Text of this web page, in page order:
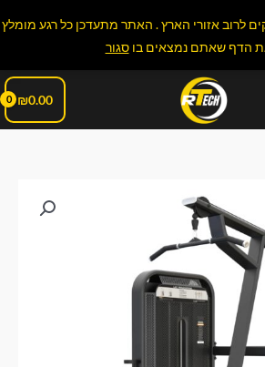
2-3 ימי עסקים לרוב אזורי הארץ . האתר מתעדכן כל רגע מומלץ
הדף שאתם נמצאים בוסגור
₪0.00